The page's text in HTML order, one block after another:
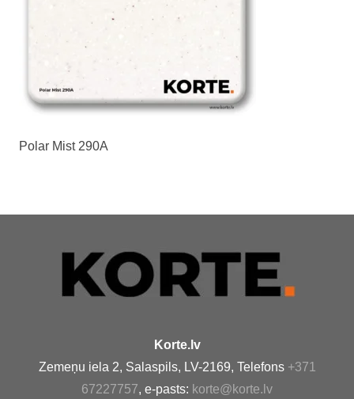
Polar Mist 290A
Korte.lv
Zemeņu iela 2, Salaspils, LV-2169, Telefons +371
67227757, e-pasts: korte@korte.lv